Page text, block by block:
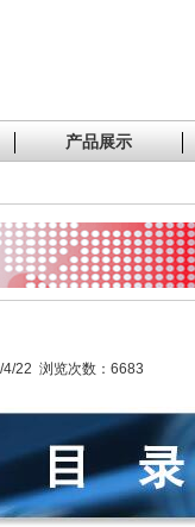
产品展示
22 浏览次数：6683